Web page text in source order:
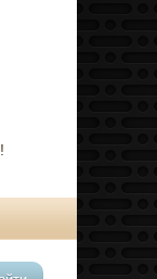
!